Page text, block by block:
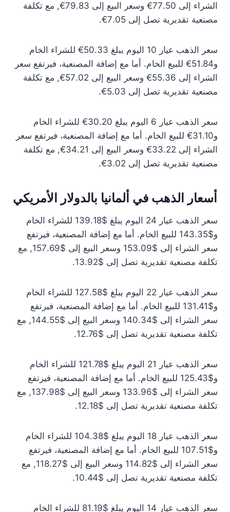
الشراء إلى 77.50€ وسعر البيع إلى 79.83€, مع تكلفة
مصنعية تقديرية تصل إلى 7.05€.
سعر الذهب عيار 10 اليوم يبلغ 50.33€ للشراء الخام
و51.84€ للبيع الخام. أما مع إضافة المصنعية، فيرتفع سعر
الشراء إلى 55.36€ وسعر البيع إلى 57.02€, مع تكلفة
مصنعية تقديرية تصل إلى 5.03€.
سعر الذهب عيار 6 اليوم يبلغ 30.20€ للشراء الخام
و31.10€ للبيع الخام. أما مع إضافة المصنعية، فيرتفع سعر
الشراء إلى 33.22€ وسعر البيع إلى 34.21€, مع تكلفة
مصنعية تقديرية تصل إلى 3.02€.
أسعار الذهب في ألمانيا بالدولار الأمريكي
سعر الذهب عيار 24 اليوم يبلغ $139.18 للشراء الخام
و$143.35 للبيع الخام. أما مع إضافة المصنعية، فيرتفع
سعر الشراء إلى $153.09 وسعر البيع إلى $157.69, مع
تكلفة مصنعية تقديرية تصل إلى $13.92.
سعر الذهب عيار 22 اليوم يبلغ $127.58 للشراء الخام
و$131.41 للبيع الخام. أما مع إضافة المصنعية، فيرتفع
سعر الشراء إلى $140.34 وسعر البيع إلى $144.55, مع
تكلفة مصنعية تقديرية تصل إلى $12.76.
سعر الذهب عيار 21 اليوم يبلغ $121.78 للشراء الخام
و$125.43 للبيع الخام. أما مع إضافة المصنعية، فيرتفع
سعر الشراء إلى $133.96 وسعر البيع إلى $137.98, مع
تكلفة مصنعية تقديرية تصل إلى $12.18.
سعر الذهب عيار 18 اليوم يبلغ $104.38 للشراء الخام
و$107.51 للبيع الخام. أما مع إضافة المصنعية، فيرتفع
سعر الشراء إلى $114.82 وسعر البيع إلى $118.27, مع
تكلفة مصنعية تقديرية تصل إلى $10.44.
سعر الذهب عيار 14 اليوم يبلغ $81.19 للشراء الخام